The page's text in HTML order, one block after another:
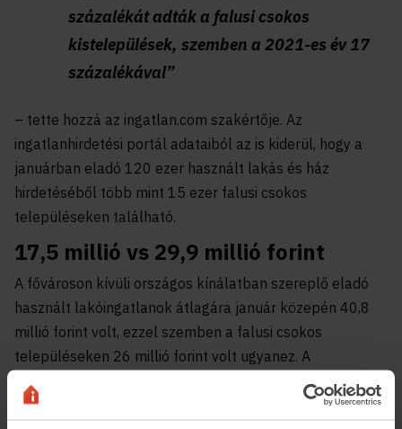
százalékát adták a falusi csokos
kistelepülések, szemben a 2021-es év 17
százalékával”
– tette hozzá az ingatlan.com szakértője. Az
ingatlanhirdetési portál adataiból az is kiderül, hogy a
januárban eladó 120 ezer használt lakás és ház
hirdetéséből több mint 15 ezer falusi csokos
településeken található.
17,5 millió vs 29,9 millió forint
A fővároson kívüli országos kínálatban szereplő eladó
használt lakóingatlanok átlagára január közepén 40,8
millió forint volt, ezzel szemben a falusi csokos
településeken 26 millió forint volt ugyanez. A
négyzetméterárakban is jelentős az eltérés: a falusi
csokos településeken – ugyancsak a fővároson kívüli